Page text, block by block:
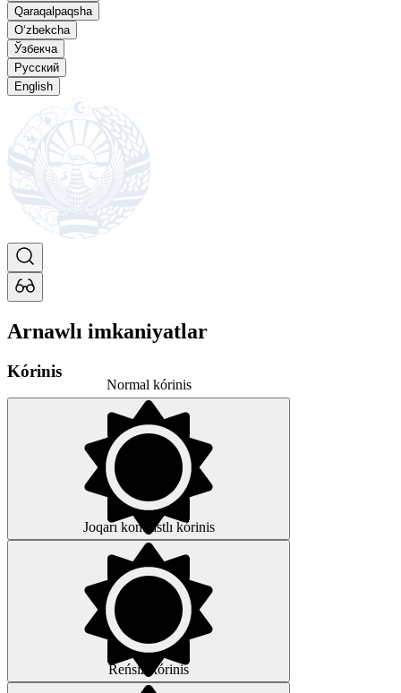
Qaraqalpaqsha
O‘zbekcha
Ўзбекча
Русский
English
Arnawlı imkaniyatlar
Kórinis
Normal kórinis
Joqarı kontrastlı kórinis
Reńsiz kórinis